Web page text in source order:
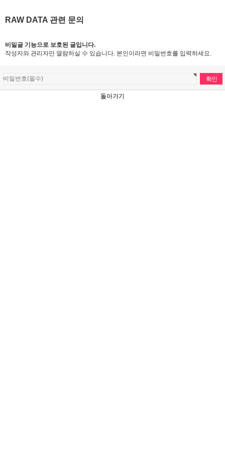
RAW DATA 관련 문의
비밀글 기능으로 보호된 글입니다.
작성자와 관리자만 열람하실 수 있습니다. 본인이라면 비밀번호를 입력하세요.
돌아가기